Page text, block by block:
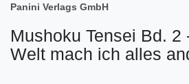
Panini Verlags GmbH
Mushoku Tensei Bd. 2
Welt mach ich alles